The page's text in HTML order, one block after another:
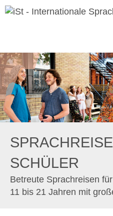
SCHÜLER
Betreute Sprachreisen
11 bis 21 Jahren mit